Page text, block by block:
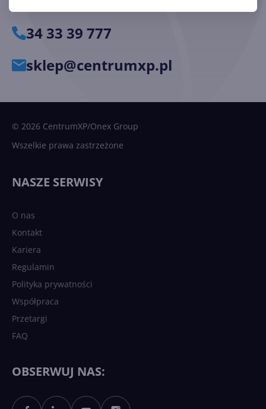
34 33 39 777
sklep@centrumxp.pl
© 2026 CentrumXP/Onex Group
Wszelkie prawa zastrzeżone
NASZE SERWISY
O nas
Kontakt
Kariera
Regulamin
Polityka prywatności
Współpraca
Przetargi
FAQ
OBSERWUJ NAS: